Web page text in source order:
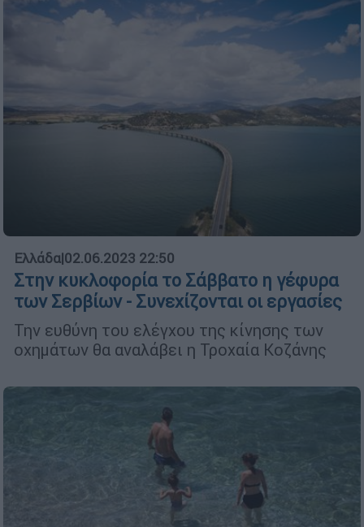
Ελλάδα|02.06.2023 22:50
Στην κυκλοφορία το Σάββατο η γέφυρα
των Σερβίων - Συνεχίζονται οι εργασίες
Την ευθύνη του ελέγχου της κίνησης των
οχημάτων θα αναλάβει η Τροχαία Κοζάνης